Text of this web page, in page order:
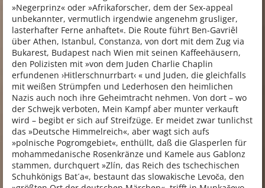
»Negerprinz« oder »Afrikaforscher, dem der Sex-appeal
unbekannter, vermutlich irgendwie angenehm grusliger,
lasterhafter Ferne anhaftet«. Die Route führt Ben-Gavriêl
über Athen, Istanbul, Constanza, von dort mit dem Zug via
Bukarest, Budapest nach Wien mit seinen Kaffeehäusern,
den Polizisten mit »von dem Juden Charlie Chaplin
erfundenen ›Hitlerschnurrbart‹ « und Juden, die gleichfalls
mit weißen Strümpfen und Lederhosen den heimlichen
Nazis auch noch ihre Geheimtracht nehmen. Von dort – wo
der Schwejk verboten, Mein Kampf aber munter verkauft
wird – begibt er sich auf Streifzüge. Er meidet zwar tunlichst
das »Deutsche Himmelreich«, aber wagt sich aufs
»polnische Pogromgebiet«, enthüllt, daß die Glasperlen für
mohammedanische Rosenkränze und Kamele aus Gablonz
stammen, durchquert »Zlín, das Reich des tschechischen
Schuhkönigs Bat´a«, bestaunt das slowakische Levoča, den